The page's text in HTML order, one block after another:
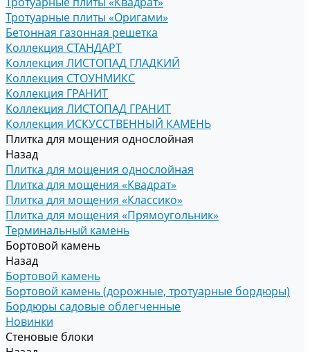
Тротуарные плиты «Оригами»
Бетонная газонная решетка
Коллекция СТАНДАРТ
Коллекция ЛИСТОПАД ГЛАДКИЙ
Коллекция СТОУНМИКС
Коллекция ГРАНИТ
Коллекция ЛИСТОПАД ГРАНИТ
Коллекция ИСКУССТВЕННЫЙ КАМЕНЬ
Плитка для мощения однослойная
Назад
Плитка для мощения однослойная
Плитка для мощения «Квадрат»
Плитка для мощения «Классико»
Плитка для мощения «Прямоугольник»
Терминальный камень
Бортовой камень
Назад
Бортовой камень
Бортовой камень (дорожные, тротуарные бордюры)
Бордюры садовые облегченные
Новинки
Стеновые блоки